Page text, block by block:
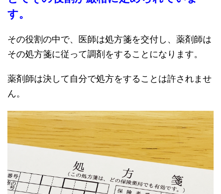
す。
その役割の中で、医師は処方箋を交付し、薬剤師は
その処方箋に従って調剤をすることになります。
薬剤師は決して自分で処方をすることは許されませ
ん。